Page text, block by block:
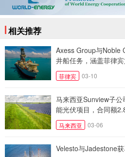
相关推荐
Axess Group与Noble
井船任务，涵盖菲律
菲律宾 03-10
马来西亚Sunview子
能光伏项目，合同额
马来西亚 03-06
Velesto与Jadestone